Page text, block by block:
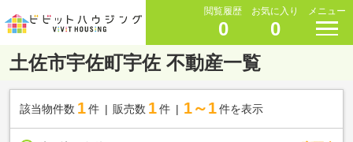
閲覧履歴
0
お気に入り
0
メニュー
土佐市宇佐町宇佐 不動産一覧
該当物件数 1件 販売数 1 件 1～1 件を表示